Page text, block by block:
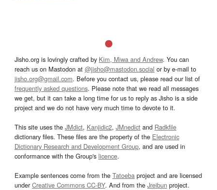
Jisho.org is lovingly crafted by Kim, Miwa and Andrew. You can
reach us on Mastodon at @jisho@mastodon.social or by e-mail to
jisho.org@gmail.com. Before you contact us, please read our list of
frequently asked questions. Please note that we read all messages
we get, but it can take a long time for us to reply as Jisho is a side
project and we do not have very much time to devote to it.
This site uses the JMdict, Kanjidic2, JMnedict and Radkfile
dictionary files. These files are the property of the Electronic
Dictionary Research and Development Group, and are used in
conformance with the Group's licence.
Example sentences come from the Tatoeba project and are licensed
underCreative Commons CC-BY. And from the Jreibun project.